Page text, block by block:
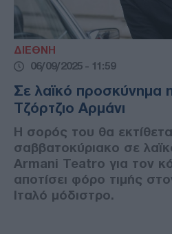
ΔΙΕΘΝΗ
06/09/2025 - 11:59
Σε λαϊκό προσκύνημα
Τζόρτζιο Αρμάνι
Η σορός του θα
σαββατοκύριακο σε
Armani Teatro για τον
αποτίσει φόρο τιμής
Ιταλό μόδιστρο.